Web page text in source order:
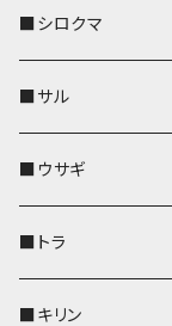
その他
財布
靴下・ミニタオル
その他
財布
その他
財布
靴下・ミニタオル
その他
ペットボトルホルダー
ペンホルダー
靴下・ミニタオル
財布
その他
AppleWatchバンド
財布
その他
名刺入れ・カードケ
AppleWatchバンド
財布
IDカードケース
ペットボトルホルダー
その他
リール付きストラップ
リールのみ
AppleWatchバンド
メガネケース
財布
リール付きストラップ
リールのみ
ストラップ付
ペットボトルホルダー
キーケース
ペンホルダー
AppleWatchバンド
名刺入れ
財布
Apple Watchバンド
■シロクマ
■サル
■ウサギ
■トラ
■キリン